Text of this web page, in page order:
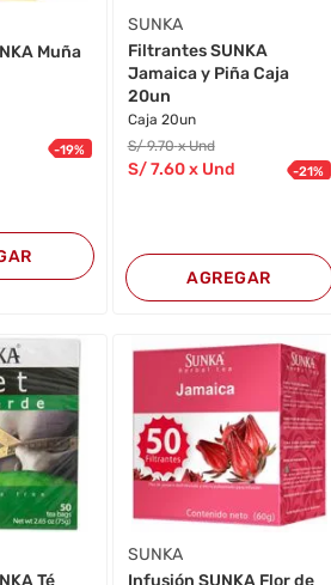
Muña
-19%
SUNKA
Filtrantes SUNKA
Jamaica y Piña Caja
20un
Caja 20un
S/9.70 x Und
S/7.60 x Und -21%
AGREGAR
Té
SUNKA
Infusión SUNKA Flor de